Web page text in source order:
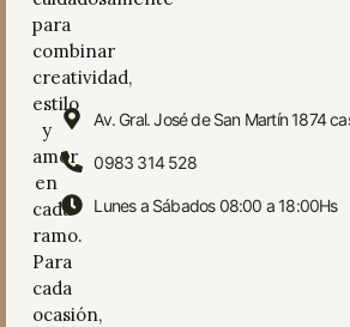
para
combinar
creatividad,
estilo
y
amor
en
cada
ramo.
Para
cada
ocasión,
Av. Gral. José de San Martín 1874
0983 314 528
Lunes a Sábados 08:00 a 18:00Hs